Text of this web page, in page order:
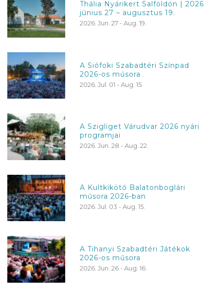
Thália Nyárikert Salföldön | 2026
június 27 – augusztus 19.
2026. Jun. 27 - Aug. 19.
A Siófoki Szabadtéri Színpad
2026-os műsora
2026. Jul. 01 - Aug. 15.
A Szigliget Várudvar 2026 nyári
programjai
2026. Jun. 28 - Aug. 22.
A Kultkikötő Balatonboglári
műsora 2026-ban
2026. Jul. 03 - Aug. 15.
A Tihanyi Szabadtéri Játékok
2026-os műsora
2026. Jun. 26 - Aug. 16.